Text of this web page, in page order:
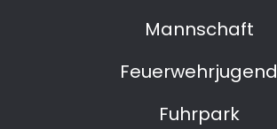
Mannschaft
Feuerwehrjugend
Fuhrpark